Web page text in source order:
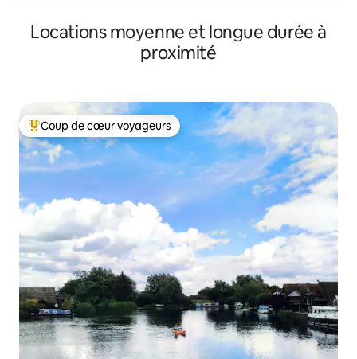
Locations moyenne et longue durée à
proximité
Coups de cœur voyageurs les plus appréciés
Coup de cœur voyageurs